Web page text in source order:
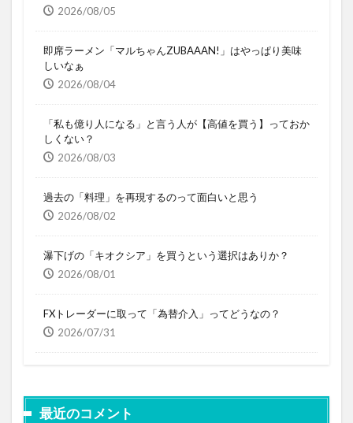
2026/08/05
即席ラーメン「マルちゃんZUBAAAN!」はやっぱり美味
しいなぁ
2026/08/04
「私も億り人になる」と言う人が【高値を買う】っておか
しくない？
2026/08/03
過去の「料理」を再現するのって面白いと思う
2026/08/02
瀑下げの「キオクシア」を買うという選択はありか？
2026/08/01
FXトレーダーに取って「為替介入」ってどうなの？
2026/07/31
最近のコメント